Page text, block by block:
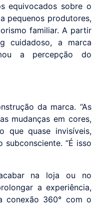
equivocados sobre o
pequenos produtores,
familiar. A partir
cuidadoso, a marca
a percepção do
da marca. “As
mudanças em cores,
que quase invisíveis,
“É isso
na loja ou no
a experiência,
conexão 360° com o